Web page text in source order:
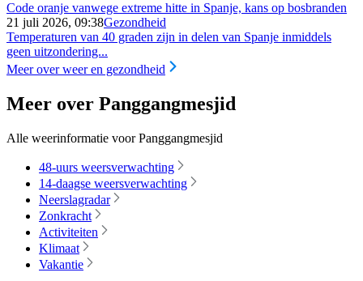
Code oranje vanwege extreme hitte in Spanje, kans op bosbranden
21 juli 2026, 09:38Gezondheid
Temperaturen van 40 graden zijn in delen van Spanje inmiddels
geen uitzondering...
Meer over weer en gezondheid
Meer over Panggangmesjid
Alle weerinformatie voor Panggangmesjid
48-uurs weersverwachting
14-daagse weersverwachting
Neerslagradar
Zonkracht
Activiteiten
Klimaat
Vakantie